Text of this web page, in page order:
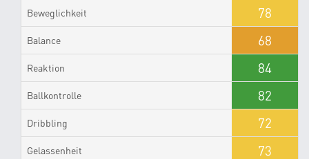
Beweglichkeit 78
Balance 68
Reaktion 84
Ballkontrolle 82
Dribbling 72
Gelassenheit 73